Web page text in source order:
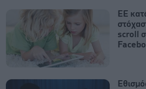
ΕΕ
scroll